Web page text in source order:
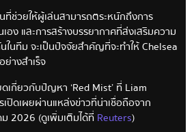
ช่วยให้ผู้เล่นสามารถตระหนักถึงการ
ง และการสร้างบรรยากาศที่ส่งเสริมความ
ในทีม จะเป็นปัจจัยสำคัญที่จะทำให้ Chelsea
างสำเร็จ
เกี่ยวกับปัญหา ‘Red Mist’ ที่ Liam
ปิดเผยผ่านแหล่งข่าวที่น่าเชื่อถือจาก
2026 (ดูเพิ่มเติมได้ที่ Reuters)